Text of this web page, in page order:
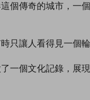
個傳奇的城市，一
只讓人看得見一個輪
一個文化記錄，展